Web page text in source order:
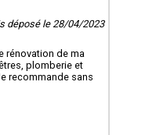
déposé le 28/04/2023
rénovation de ma
plomberie et
recommande sans